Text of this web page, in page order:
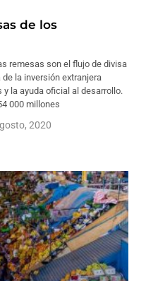
de los
remesas son el flujo de divisa
la inversión extranjera
la ayuda oficial al desarrollo.
000 millones
2020